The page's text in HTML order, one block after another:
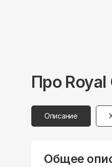
Про Royal
Описание
Общее